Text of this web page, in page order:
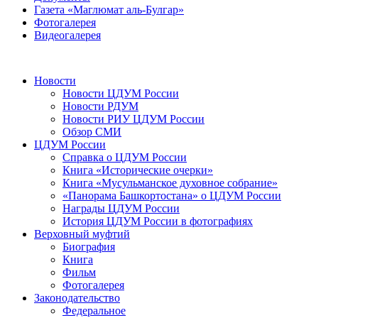
Газета «Маглюмат аль-Булгар»
Фотогалерея
Видеогалерея
Новости
Новости ЦДУМ России
Новости РДУМ
Новости РИУ ЦДУМ России
Обзор СМИ
ЦДУМ России
Справка о ЦДУМ России
Книга «Исторические очерки»
Книга «Мусульманское духовное собрание»
«Панорама Башкортостана» о ЦДУМ России
Награды ЦДУМ России
История ЦДУМ России в фотографиях
Верховный муфтий
Биография
Книга
Фильм
Фотогалерея
Законодательство
Федеральное